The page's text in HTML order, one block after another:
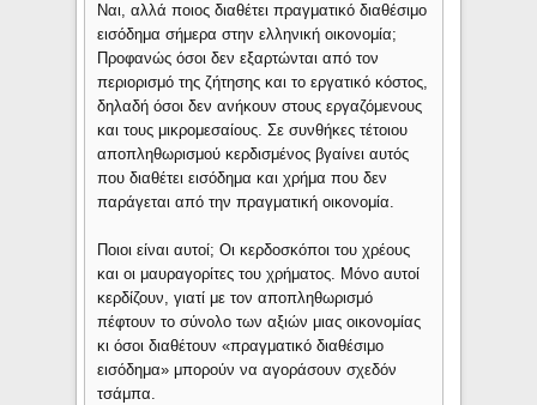
Ναι, αλλά ποιος διαθέτει πραγματικό διαθέσιμο
εισόδημα σήμερα στην ελληνική οικονομία;
Προφανώς όσοι δεν εξαρτώνται από τον
περιορισμό της ζήτησης και το εργατικό κόστος,
δηλαδή όσοι δεν ανήκουν στους εργαζόμενους
και τους μικρομεσαίους. Σε συνθήκες τέτοιου
αποπληθωρισμού κερδισμένος βγαίνει αυτός
που διαθέτει εισόδημα και χρήμα που δεν
παράγεται από την πραγματική οικονομία.
Ποιοι είναι αυτοί; Οι κερδοσκόποι του χρέους
και οι μαυραγορίτες του χρήματος. Μόνο αυτοί
κερδίζουν, γιατί με τον αποπληθωρισμό
πέφτουν το σύνολο των αξιών μιας οικονομίας
κι όσοι διαθέτουν «πραγματικό διαθέσιμο
εισόδημα» μπορούν να αγοράσουν σχεδόν
τσάμπα.